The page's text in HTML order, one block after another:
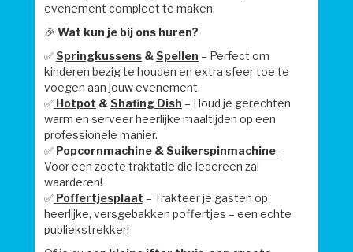
evenement compleet te maken.
🎉 Wat kun je bij ons huren?
✅Springkussens &Spellen – Perfect om
kinderen bezig te houden en extra sfeer toe te
voegen aan jouw evenement.
✅ Hotpot &Shafing Dish – Houd je gerechten
warm en serveer heerlijke maaltijden op een
professionele manier.
✅ Popcornmachine &Suikerspinmachine –
Voor een zoete traktatie die iedereen zal
waarderen!
✅ Poffertjesplaat – Trakteer je gasten op
heerlijke, versgebakken poffertjes – een echte
publiekstrekker!